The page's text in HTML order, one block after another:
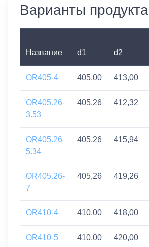
Варианты продукта
Название d1 d2
OR405-4 405,00 413,00
OR405.26-
3.53
405,26 412,32
OR405.26-
5.34
405,26 415,94
OR405.26-
7
405,26 419,26
OR410-4 410,00 418,00
OR410-5 410,00 420,00